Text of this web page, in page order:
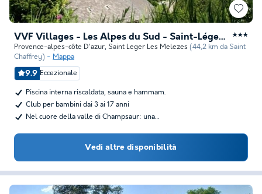
VVF Villages - Les Alpes du Sud - Saint-Léger-les-Mélèzes ★★★
Provence-alpes-côte D'azur, Saint Leger Les Melezes (44,2 km da Saint
Chaffrey)
Mappa
9.9 Eccezionale
Piscina interna riscaldata, sauna e hammam.
Club per bambini dai 3 ai 17 anni
Nel cuore della valle di Champsaur: una…
Vedi altre disponibilità